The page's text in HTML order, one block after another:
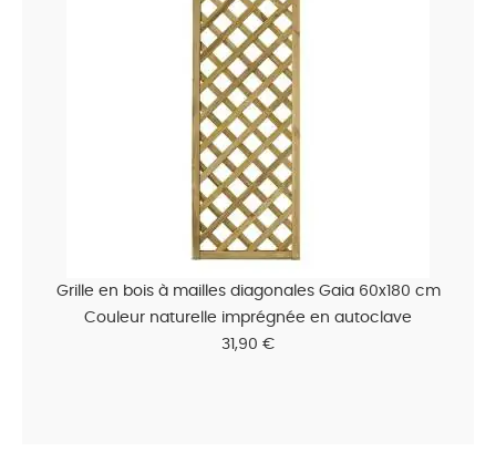
Grille en bois à mailles diagonales Gaia 60x180 cm
Couleur naturelle imprégnée en autoclave
31,90 €